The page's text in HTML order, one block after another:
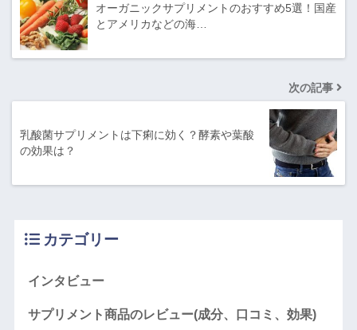
オーガニックサプリメントのおすすめ5選！国産
とアメリカなどの海…
次の記事
乳酸菌サプリメントは下痢に効く？酵素や葉酸
の効果は？
カテゴリー
インタビュー
サプリメント商品のレビュー(成分、口コミ、効果)